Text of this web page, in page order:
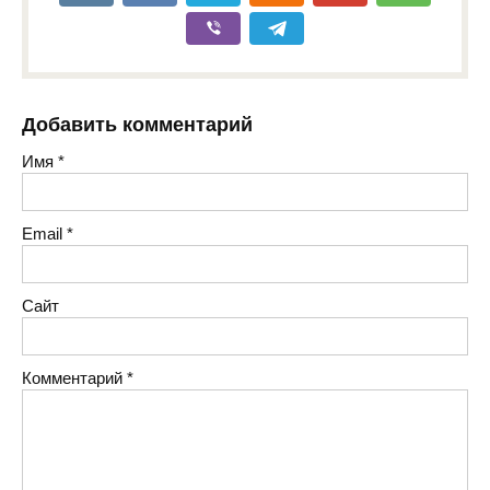
Добавить комментарий
Имя *
Email *
Сайт
Комментарий *